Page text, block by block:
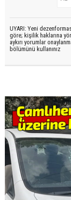
UYARI: Yeni
göre; kişilik haklarına
aykırı yorumlar
bölümünü kullanınız